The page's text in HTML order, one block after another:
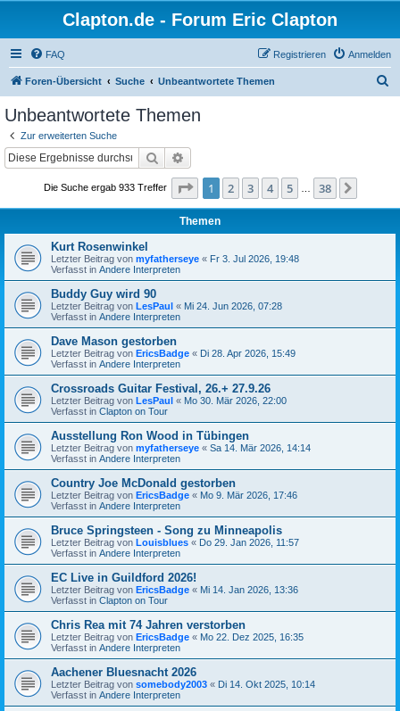
Clapton.de - Forum Eric Clapton
FAQ Anmelden
Registrieren
Foren-Übersicht Suche Unbeantwortete Themen
Unbeantwortete Themen
Zur erweiterten Suche
Suche
Die Suche ergab 933 Treffer Seite 1von 38
1 2 3 4 5 38
Themen
Kurt Rosenwinkel
Letzter Beitrag von myfatherseye « Fr 3. Jul 2026, 19:48
Verfasst in Andere Interpreten
Buddy Guy wird 90
Letzter Beitrag von LesPaul « Mi 24. Jun 2026, 07:28
Verfasst in Andere Interpreten
Dave Mason gestorben
Letzter Beitrag von EricsBadge « Di 28. Apr 2026, 15:49
Verfasst in Andere Interpreten
Crossroads Guitar Festival, 26.+ 27.9.26
Letzter Beitrag von LesPaul « Mo 30. Mär 2026, 22:00
Verfasst in Clapton on Tour
Ausstellung Ron Wood in Tübingen
Letzter Beitrag von myfatherseye « Sa 14. Mär 2026, 14:14
Verfasst in Andere Interpreten
Country Joe McDonald gestorben
Letzter Beitrag von EricsBadge « Mo 9. Mär 2026, 17:46
Verfasst in Andere Interpreten
Bruce Springsteen - Song zu Minneapolis
Letzter Beitrag von Louisblues « Do 29. Jan 2026, 11:57
Verfasst in Andere Interpreten
EC Live in Guildford 2026!
Letzter Beitrag von EricsBadge « Mi 14. Jan 2026, 13:36
Verfasst in Clapton on Tour
Chris Rea mit 74 Jahren verstorben
Letzter Beitrag von EricsBadge « Mo 22. Dez 2025, 16:35
Verfasst in Andere Interpreten
Aachener Bluesnacht 2026
Letzter Beitrag von somebody2003 « Di 14. Okt 2025, 10:14
Verfasst in Andere Interpreten